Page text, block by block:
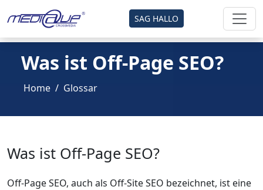
SAG HALLO
Was ist Off-Page SEO?
Home Glossar
Was ist Off-Page SEO?
Off-Page SEO, auch als Off-Site SEO bezeichnet, ist eine